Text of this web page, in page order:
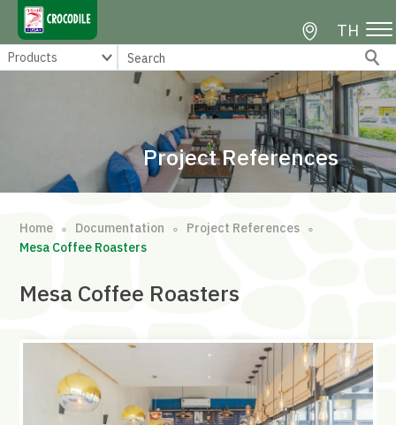
TH
Project References
Home ∘ Documentation ∘ Project References ∘
Mesa Coffee Roasters
Mesa Coffee Roasters